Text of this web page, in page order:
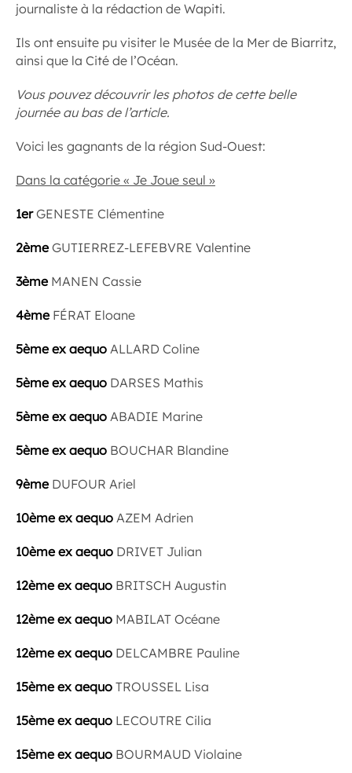
journaliste à la rédaction de Wapiti.
Ils ont ensuite pu visiter le Musée de la Mer de Biarritz,
ainsi que la Cité de l’Océan.
Vous pouvez découvrir les photos de cette belle
journée au bas de l’article.
Voici les gagnants de la région Sud-Ouest:
Dans la catégorie « Je Joue seul »
1erGENESTE Clémentine
2èmeGUTIERREZ-LEFEBVRE Valentine
3èmeMANEN Cassie
4ème FÉRAT Eloane
5ème ex aequo ALLARD Coline
5ème ex aequo DARSES Mathis
5ème ex aequo ABADIE Marine
5ème ex aequo BOUCHAR Blandine
9èmeDUFOUR Ariel
10ème ex aequo AZEM Adrien
10ème ex aequo DRIVET Julian
12ème ex aequo BRITSCH Augustin
12ème ex aequo MABILAT Océane
12ème ex aequo DELCAMBRE Pauline
15ème ex aequo TROUSSEL Lisa
15ème ex aequo LECOUTRE Cilia
15ème ex aequo BOURMAUD Violaine